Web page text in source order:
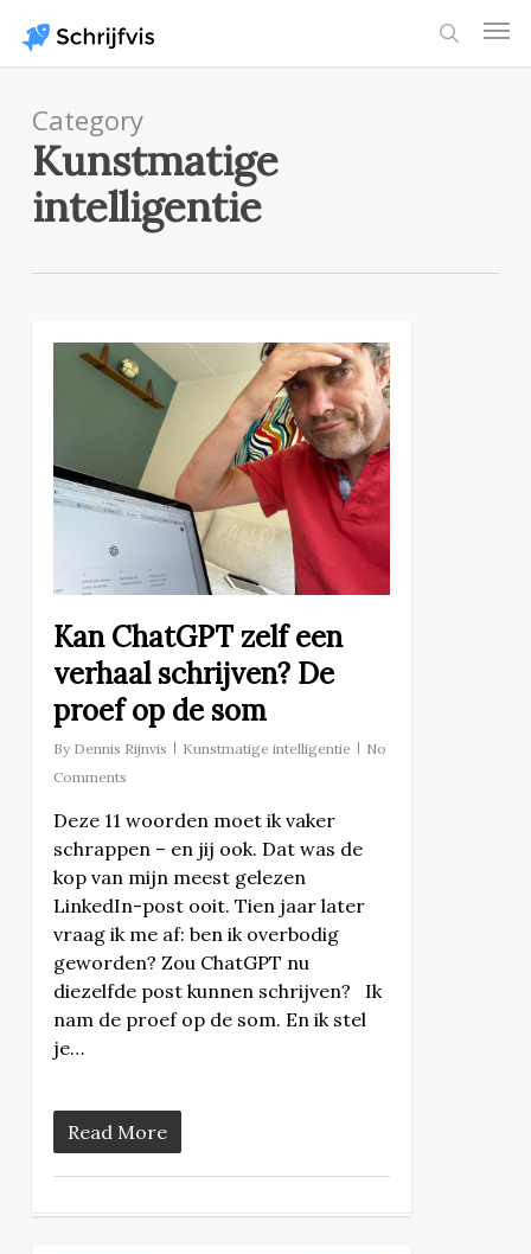
main
Category
Kunstmatige
intelligentie
Kan ChatGPT zelf een
verhaal schrijven? De
proef op de som
By Dennis Rijnvis Kunstmatige intelligentie
No
Comments
Deze 11 woorden moet ik vaker
schrappen – en jij ook. Dat was de
kop van mijn meest gelezen
LinkedIn-post ooit. Tien jaar later
vraag ik me af: ben ik overbodig
geworden? Zou ChatGPT nu
diezelfde post kunnen schrijven? Ik
nam de proef op de som. En ik stel
je…
Read More